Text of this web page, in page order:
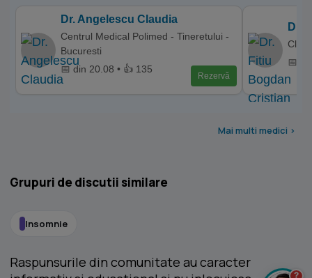
Dr. Angelescu Claudia
Centrul Medical Polimed - Tineretului -
Bucuresti
📅 din 20.08 • 👍 135
Rezervă
Dr.
📅
Mai multi medici >
Grupuri de discutii similare
Insomnie
Raspunsurile din comunitate au caracter
?